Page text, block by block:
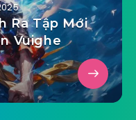
Ra Tập Mới
Vuighe